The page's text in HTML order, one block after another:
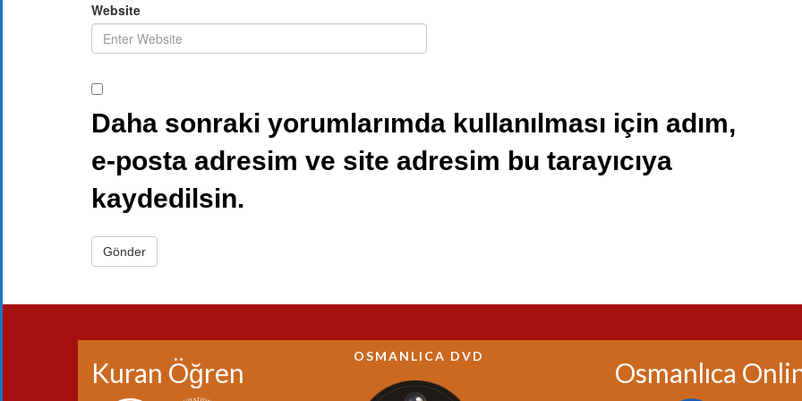
Website
Daha sonraki yorumlarımda kullanılması için adım,
e-posta adresim ve site adresim bu tarayıcıya
kaydedilsin.
Kuran Öğren
OSMANLICA DVD
Osmanlıca